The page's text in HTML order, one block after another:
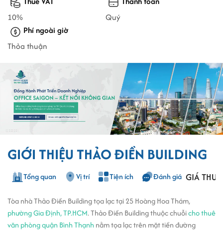
10%
Quý
Phí ngoài giờ
Thỏa thuận
GIỚI THIỆU THẢO ĐIỀN BUILDING
Tổng quan Vị trí Tiện ích Đánh giá GIÁ
Tòa nhà Thảo Điền Building tọa lạc tại 25 Hoàng Hoa Thám,
phường Gia Định, TP.HCM. Thảo Điền Building thuộc chuỗicho thuê
văn phòng quận Bình Thạnh nằm tọa lạc trên mặt tiền đường